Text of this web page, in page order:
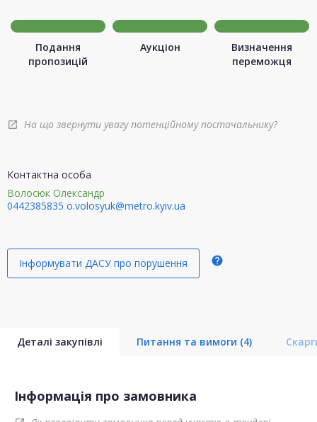
Подання
пропозицій
Аукціон
Визначення
переможця
open_in_new На що звернути увагу потенційному постачальнику?
Контактна особа
Волосюк Олександр
0442385835 o.volosyuk@metro.kyiv.ua
Інформувати ДАСУ про порушення help
Деталі закупівлі Питання та вимоги (4)
Інформація про замовника